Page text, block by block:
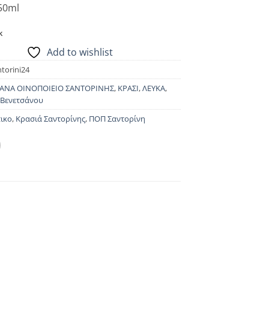
Add to wishlist
ΑΝΑ ΟΙΝΟΠΟΙΕΙΟ ΣΑΝΤΟΡΙΝΗΣ, ΚΡΑΣΙ,ΛΕΥΚΑ,
, Κρασιά Σαντορίνης, ΠΟΠ Σαντορίνη